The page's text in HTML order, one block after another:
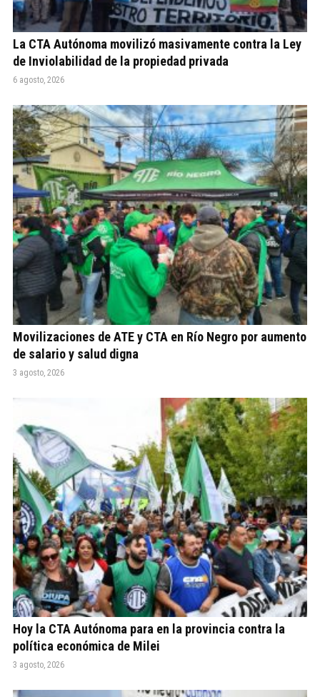
La CTA Autónoma movilizó masivamente contra la Ley
de Inviolabilidad de la propiedad privada
6 agosto, 2026
Movilizaciones de ATE y CTA en Río Negro por aumento
de salario y salud digna
3 agosto, 2026
Hoy la CTA Autónoma para en la provincia contra la
política económica de Milei
3 agosto, 2026